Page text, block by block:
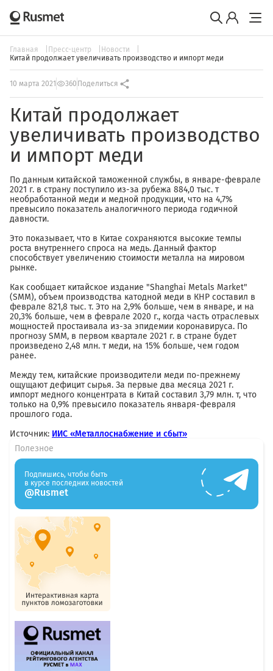
Главная Пресс-центр
Новости
Китай продолжает увеличивать производство и импорт меди
10 марта 2021 360 Поделиться
Китай продолжает
увеличивать производство
и импорт меди
По данным китайской таможенной службы, в январе-феврале
2021 г. в страну поступило из-за рубежа 884,0 тыс. т
необработанной меди и медной продукции, что на 4,7%
превысило показатель аналогичного периода годичной
давности.
Это показывает, что в Китае сохраняются высокие темпы
роста внутреннего спроса на медь. Данный фактор
способствует увеличению стоимости металла на мировом
рынке.
Как сообщает китайское издание "Shanghai Metals Market"
(SMM), объем производства катодной меди в КНР составил в
феврале 821,8 тыс. т. Это на 2,9% больше, чем в январе, и на
20,3% больше, чем в феврале 2020 г., когда часть отраслевых
мощностей простаивала из-за эпидемии коронавируса. По
прогнозу SMM, в первом квартале 2021 г. в стране будет
произведено 2,48 млн. т меди, на 15% больше, чем годом
ранее.
Между тем, китайские производители меди по-прежнему
ощущают дефицит сырья. За первые два месяца 2021 г.
импорт медного концентрата в Китай составил 3,79 млн. т, что
только на 0,9% превысило показатель января-февраля
прошлого года.
Источник: ИИС «Металлоснабжение и сбыт»
Полезное
Подпишись, чтобы быть
в курсе последних новостей
@Rusmet